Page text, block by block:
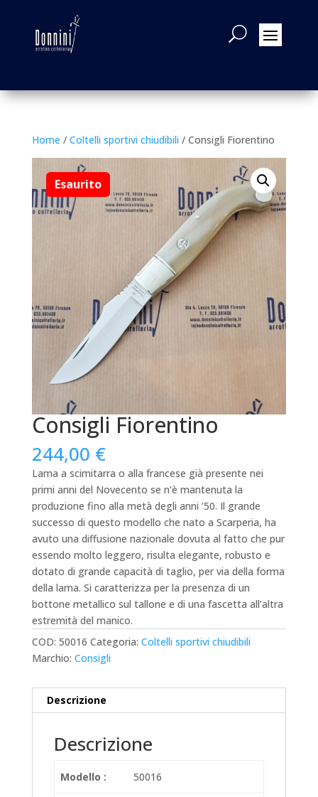
Home / Coltelli sportivi chiudibili / Consigli Fiorentino
Consigli Fiorentino
244,00 €
Lama a scimitarra o alla francese già presente nei
primi anni del Novecento se n’è mantenuta la
produzione fino alla metà degli anni ’50. Il grande
successo di questo modello che nato a Scarperia, ha
avuto una diffusione nazionale dovuta al fatto che pur
essendo molto leggero, risulta elegante, robusto e
dotato di grande capacità di taglio, per via della forma
della lama. Si caratterizza per la presenza di un
bottone metallico sul tallone e di una fascetta all’altra
estremità del manico.
COD: 50016 Categoria: Coltelli sportivi chiudibili
Marchio: Consigli
Descrizione
Descrizione
Modello : 50016